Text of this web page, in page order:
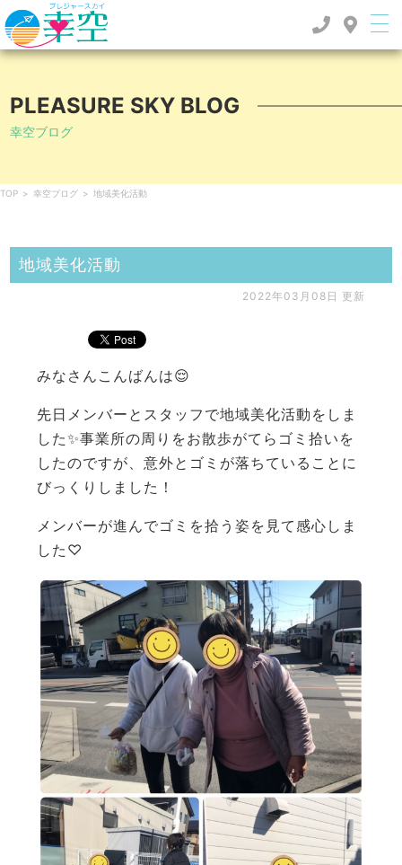
PLEASURE SKY BLOG
幸空ブログ
TOP > 幸空ブログ > 地域美化活動
地域美化活動
2022年03月08日 更新
みなさんこんばんは😌
先日メンバーとスタッフで地域美化活動をしま
した✨事業所の周りをお散歩がてらゴミ拾いを
したのですが、意外とゴミが落ちていることに
びっくりしました！
メンバーが進んでゴミを拾う姿を見て感心しま
した♡